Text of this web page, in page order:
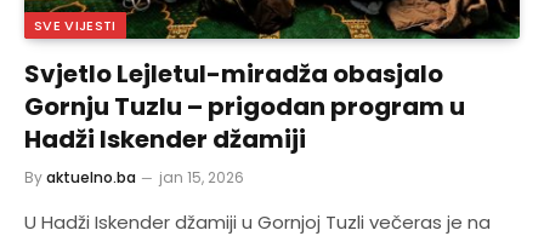
SVE VIJESTI
Svjetlo Lejletul-miradža obasjalo
Gornju Tuzlu – prigodan program u
Hadži Iskender džamiji
Byaktuelno.ba jan 15, 2026
U Hadži Iskender džamiji u Gornjoj Tuzli večeras je na